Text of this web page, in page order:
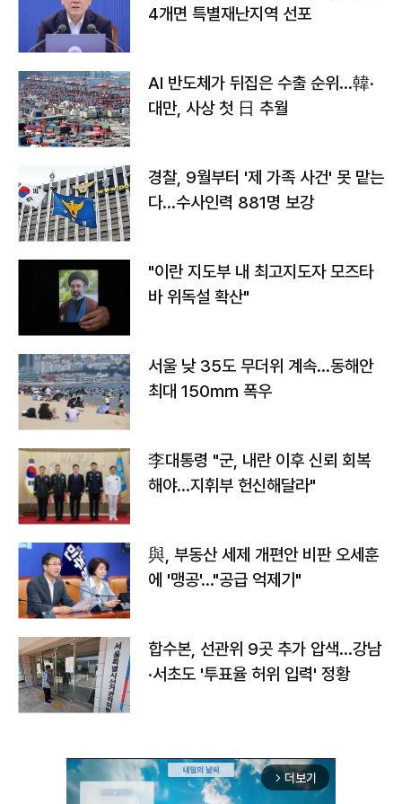
4개면 특별재난지역 선포
AI 반도체가 뒤집은 수출 순위…韓·
대만, 사상 첫 日 추월
경찰, 9월부터 '제 가족 사건' 못 맡는
다…수사인력 881명 보강
"이란 지도부 내 최고지도자 모즈타
바 위독설 확산"
서울 낮 35도 무더위 계속…동해안
최대 150㎜ 폭우
李대통령 "군, 내란 이후 신뢰 회복
해야…지휘부 헌신해달라"
與, 부동산 세제 개편안 비판 오세훈
에 '맹공'…"공급 억제기"
합수본, 선관위 9곳 추가 압색…강남
·서초도 '투표율 허위 입력' 정황
arrow_forward_ios 더보기